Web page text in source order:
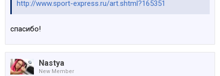
http://www.sport-express.ru/art.shtml?165351
спасибо!
Nastya
New Member